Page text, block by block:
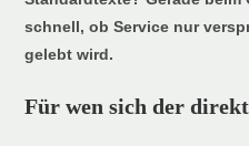
schnell, ob Service nur
gelebt wird.
Für wen sich der